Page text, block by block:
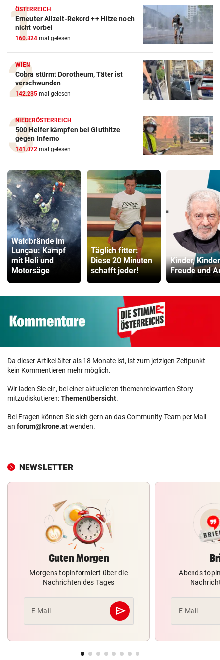
ÖSTERREICH
Erneuter Allzeit-Rekord ++ Hitze noch
nicht vorbei
160.824 mal gelesen
WIEN
Cobra stürmt Dorotheum, Täter ist
verschwunden
142.235 mal gelesen
NIEDERÖSTERREICH
500 Helfer kämpfen bei Gluthitze
gegen Inferno
141.072 mal gelesen
Waldbrände im
Lungau: Kampf
mit Heli und
Motorsäge
Täglich fitter:
Diese 20 Minuten
schafft jeder!
Kinder,
Freude und
Da dieser Artikel älter als 18 Monate ist, ist zum jetzigen Zeitpunkt
kein Kommentieren mehr möglich.
Wir laden Sie ein, bei einer aktuelleren themenrelevanten Story
mitzudiskutieren:Themenübersicht.
Bei Fragen können Sie sich gern an das Community-Team per Mail
an forum@krone.atwenden.
NEWSLETTER
Guten Morgen
Morgens topinformiert über die
Nachrichten des Tages
E-Mail send
Abschicken
Abends
E-Mail